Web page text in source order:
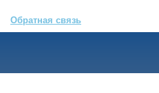
Обратная связь